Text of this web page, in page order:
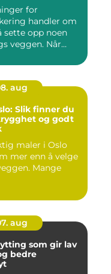
for
handler om
sette opp noen
veggen. Når
aug
Slik finner du
og godt
maler i Oslo
mer enn å velge
Mange
aug
som gir lav
bedre